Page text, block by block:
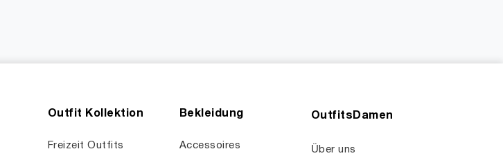
Outfit Kollektion
Freizeit Outfits
Bekleidung
Accessoires
OutfitsDamen
Über uns